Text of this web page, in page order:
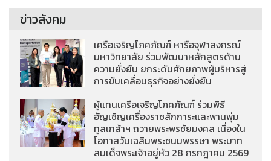
ข่าวสังคม
เครือเจริญโภคภัณฑ์ หารือจุฬาลงกรณ์
มหาวิทยาลัย ร่วมพัฒนาหลักสูตรด้าน
ความยั่งยืน ยกระดับศักยภาพผู้บริหารสู่
การขับเคลื่อนธุรกิจอย่างยั่งยืน
ผู้แทนเครือเจริญโภคภัณฑ์ ร่วมพิธี
อัญเชิญเครื่องราชสักการะและพานพุ่ม
ทูลเกล้าฯ ถวายพระพรชัยมงคล เนื่องใน
โอกาสวันเฉลิมพระชนมพรรษา พระบาท
สมเด็จพระเจ้าอยู่หัว 28 กรกฎาคม 2569